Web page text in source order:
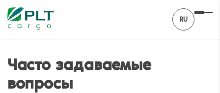
RU
Часто задаваемые
вопросы